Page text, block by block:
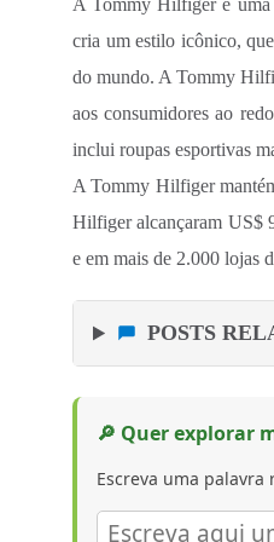
A Tommy Hilfiger é uma
cria um estilo icônico,
do mundo. A Tommy
aos consumidores ao
inclui roupas esportivas
A Tommy Hilfiger
Hilfiger alcançaram US$
e em mais de 2.000 lojas
POSTS
🔎 Quer explorar
Escreva uma